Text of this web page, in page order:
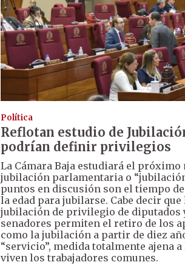
Política
Reflotan estudio de
podrían definir privilegios
La Cámara Baja estudiará el próximo
jubilación parlamentaria o
puntos en discusión son el tiempo
la edad para jubilarse. Cabe decir que
jubilación de privilegio de diputados
senadores permiten el retiro de los
como la jubilación a partir de diez
“servicio”, medida totalmente ajena a
viven los trabajadores comunes.